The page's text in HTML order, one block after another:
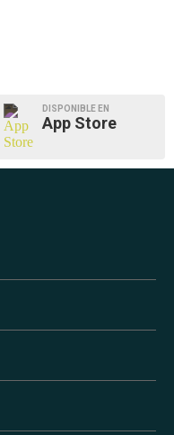
DISPONIBLE EN
App Store